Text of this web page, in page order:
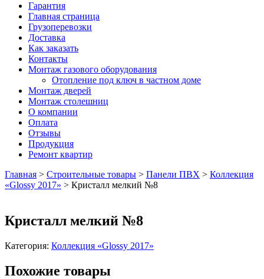
Гарантия
Главная страница
Грузоперевозки
Доставка
Как заказать
Контакты
Монтаж газового оборудования
Отопление под ключ в частном доме
Монтаж дверей
Монтаж столешниц
О компании
Оплата
Отзывы
Продукция
Ремонт квартир
Главная > Строительные товары > Панели ПВХ > Коллекция
«Glossy 2017» > Кристалл мелкий №8
Кристалл мелкий №8
Категория: Коллекция «Glossy 2017»
Похожие товары